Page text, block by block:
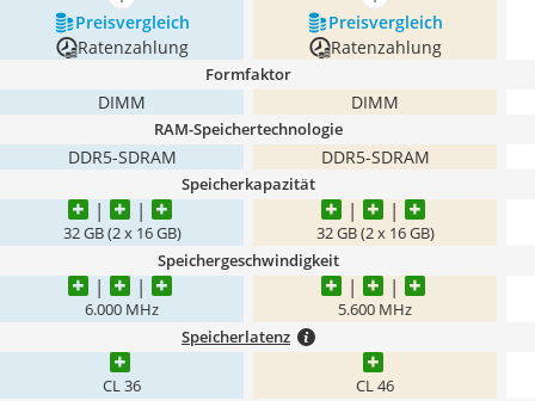
Preis­vergleich
Preis­vergleich
Ratenzahlung
Ratenzahlung
Formfaktor
DIMM DIMM
RAM-Speichertechnologie
DDR5-SDRAM DDR5-SDRAM
Speicherkapazität
32 GB (2 x 16 GB) 32 GB (2 x 16 GB)
Speichergeschwindigkeit
6.000 MHz 5.600 MHz
Speicherlatenz
CL 36 CL 46